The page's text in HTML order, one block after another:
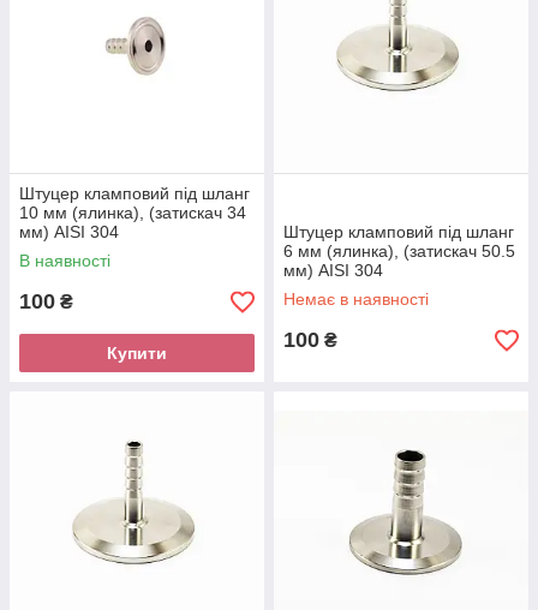
Штуцер кламповий під шланг
10 мм (ялинка), (затискач 34
мм) AISI 304
В наявності
100 ₴
Купити
Штуцер кламповий під шланг
6 мм (ялинка), (затискач 50.5
мм) AISI 304
Немає в наявності
100 ₴